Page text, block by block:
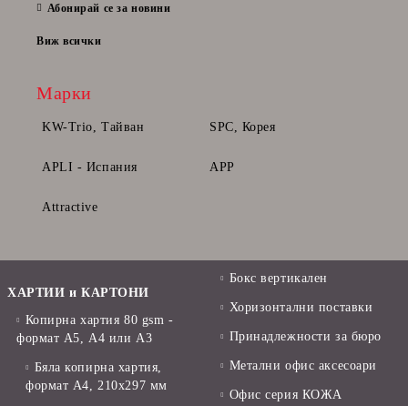
Абонирай се за новини
Виж всички
Марки
KW-Trio, Тайван SPC, Корея
APLI - Испания APP
Attractive
ХАРТИИ и КАРТОНИ
Копирна хартия 80 gsm -
формат А5, А4 или А3
Бяла копирна хартия,
формат А4, 210x297 мм
Бокс вертикален
Хоризонтални поставки
Принадлежности за бюро
Метални офис аксесоари
Офис серия КОЖА